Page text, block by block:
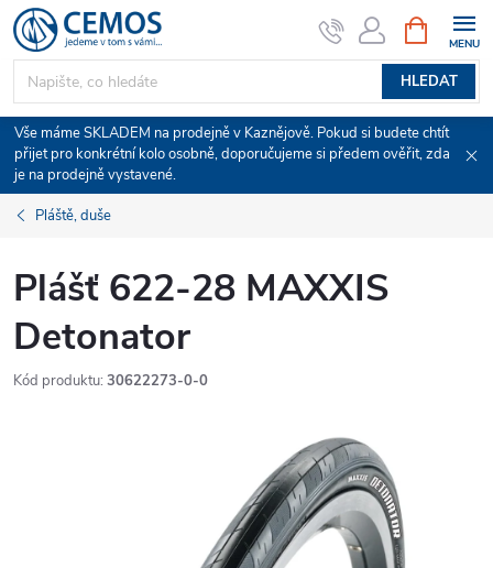
Přejít
na
obsah
HLEDAT
NÁKUPNÍ
KOŠÍK
Vše máme SKLADEM na prodejně v Kaznějově. Pokud si budete chtít
přijet pro konkrétní kolo osobně, doporučujeme si předem ověřit, zda
je na prodejně vystavené.
Pláště, duše
Plášť 622-28 MAXXIS
Detonator
Kód produktu: 30622273-0-0